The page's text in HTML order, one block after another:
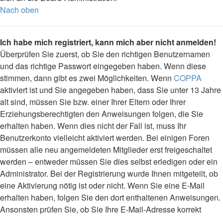
Nach oben
Ich habe mich registriert, kann mich aber nicht anmelden!
Überprüfen Sie zuerst, ob Sie den richtigen Benutzernamen
und das richtige Passwort eingegeben haben. Wenn diese
stimmen, dann gibt es zwei Möglichkeiten. Wenn COPPA
aktiviert ist und Sie angegeben haben, dass Sie unter 13 Jahre
alt sind, müssen Sie bzw. einer Ihrer Eltern oder Ihrer
Erziehungsberechtigten den Anweisungen folgen, die Sie
erhalten haben. Wenn dies nicht der Fall ist, muss Ihr
Benutzerkonto vielleicht aktiviert werden. Bei einigen Foren
müssen alle neu angemeldeten Mitglieder erst freigeschaltet
werden – entweder müssen Sie dies selbst erledigen oder ein
Administrator. Bei der Registrierung wurde Ihnen mitgeteilt, ob
eine Aktivierung nötig ist oder nicht. Wenn Sie eine E-Mail
erhalten haben, folgen Sie den dort enthaltenen Anweisungen.
Ansonsten prüfen Sie, ob Sie Ihre E-Mail-Adresse korrekt